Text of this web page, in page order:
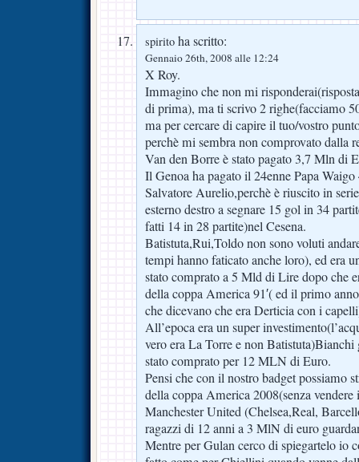
spirito ha scritto:
Gennaio 26th, 2008 alle 12:24
X Roy.
Immagino che non mi
di prima), ma ti scrivo 2 righe(facciamo
ma per cercare di capire il tuo/vostro
perchè mi sembra non comprovato dalla
Van den Borre è stato pagato 3,7 Mln di
Il Genoa ha pagato il 24enne Papa
Salvatore Aurelio,perchè è riuscito in
esterno destro a segnare 15 gol in 34
fatti 14 in 28 partite)nel Cesena.
Batistuta,Rui,Toldo non sono voluti
tempi hanno faticato anche loro), ed era
stato comprato a 5 Mld di Lire dopo che
della coppa America 91′( ed il primo
che dicevano che era Derticia con i
All’epoca era un super
vero era La Torre e non
stato comprato per 12 MLN di Euro.
Pensi che con il nostro badget possiamo
della coppa America 2008(senza
Manchester United (Chelsea,Real,
ragazzi di 12 anni a 3 MlN di euro
Mentre per Gulan cerco di spiegartelo io